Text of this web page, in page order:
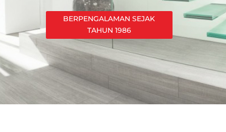
BERPENGALAMAN SEJAK
TAHUN 1986